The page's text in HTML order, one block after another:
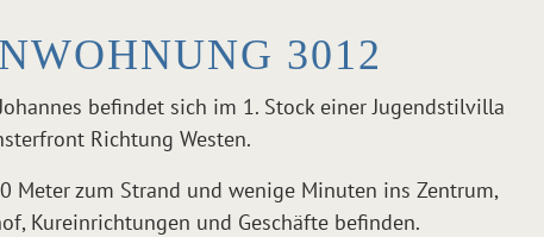
3012
befindet sich im 1. Stock einer Jugendstilvilla
Richtung Westen.
Meter zum Strand und wenige Minuten ins Zentrum,
Kureinrichtungen und Geschäfte befinden.